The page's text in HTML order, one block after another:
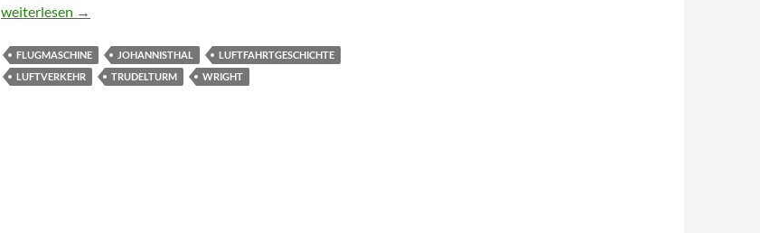
Ein Wright Flyer und der Trudelturm
weiterlesen →
FLUGMASCHINE JOHANNISTHAL
LUFTFAHRTGESCHICHTE
LUFTVERKEHR
TRUDELTURM WRIGHT